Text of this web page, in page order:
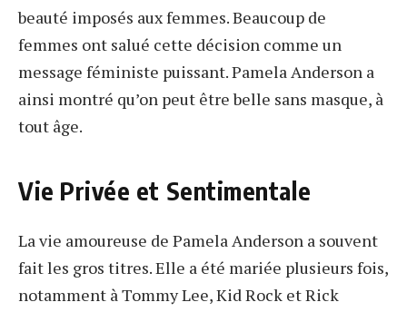
beauté imposés aux femmes. Beaucoup de
femmes ont salué cette décision comme un
message féministe puissant. Pamela Anderson a
ainsi montré qu’on peut être belle sans masque, à
tout âge.
Vie Privée et Sentimentale
La vie amoureuse de Pamela Anderson a souvent
fait les gros titres. Elle a été mariée plusieurs fois,
notamment à Tommy Lee, Kid Rock et Rick